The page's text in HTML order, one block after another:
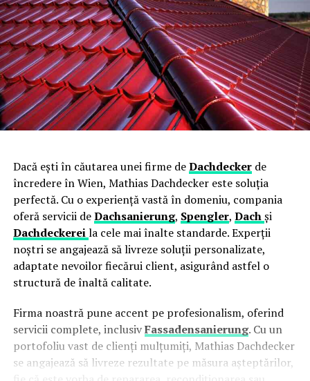
Dacă ești în căutarea unei firme deDachdeckerde
încredere în Wien, Mathias Dachdecker este soluția
perfectă. Cu o experiență vastă în domeniu, compania
oferă servicii deDachsanierung, Spengler, Dachși
Dachdeckereila cele mai înalte standarde. Experții
noștri se angajează să livreze soluții personalizate,
adaptate nevoilor fiecărui client, asigurând astfel o
structură de înaltă calitate.
Firma noastră pune accent pe profesionalism, oferind
servicii complete, inclusivFassadensanierung. Cu un
portofoliu vast de clienți mulțumiți, Mathias Dachdecker
se angajează să livreze rezultate pe măsura așteptărilor,